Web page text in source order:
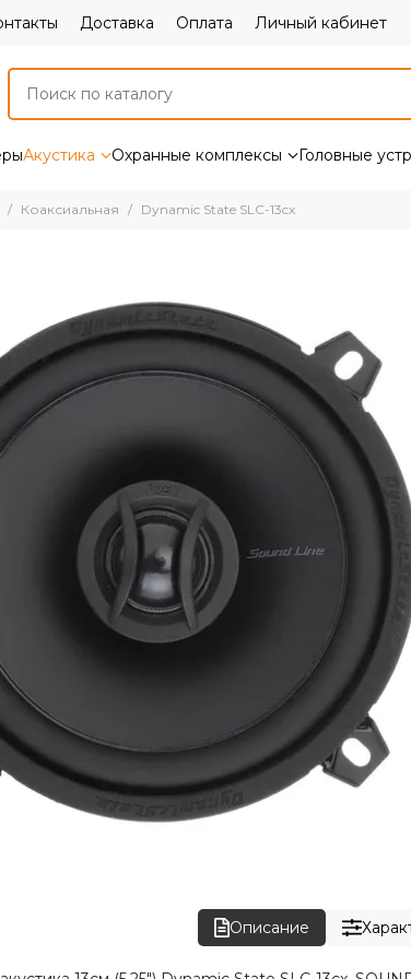
Доставка Оплата Личный кабинет
Акустика Охранные комплексы Головные
Коаксиальная Dynamic State SLC-13cx
Описание